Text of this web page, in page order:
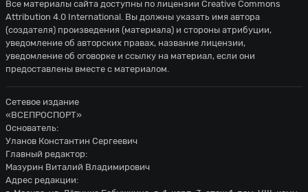
Все материалы сайта доступны по лицензии Creative Commons
Attribution 4.0 International. Вы должны указать имя автора
(создателя) произведения (материала) и стороны атрибуции,
уведомление об авторских правах, название лицензии,
уведомление об оговорке и ссылку на материал, если они
предоставлены вместе с материалом.
Сетевое издание
«ВСЕПРОСПОРТ»
Основатель:
Уланов Константин Сергеевич
Главный редактор:
Мазурин Виталий Владимирович
Адрес редакции: